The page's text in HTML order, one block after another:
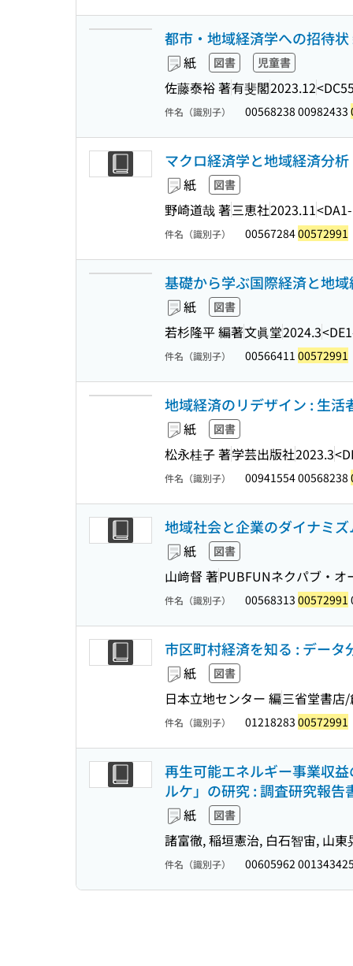
都市・地域経済学への招待
紙 図書 児童書
佐藤泰裕 著有斐閣2023.12
件名（識別子） 00568238 00982433
マクロ経済学と地域経済分析
紙 図書
野崎道哉 著三恵社2023.11
件名（識別子） 0056728400572991
基礎から学ぶ国際経済と地
紙 図書
若杉隆平 編著文眞堂2024.3
件名（識別子） 00566411 00572991
地域経済のリデザイン : 生活
紙 図書
松永桂子 著学芸出版社2023.3
件名（識別子） 00941554 00568238
地域社会と企業のダイナミ
紙 図書
山﨑督 著PUBFUNネクパブ・オ
件名（識別子） 00568313 00572991
市区町村経済を知る : データ
紙 図書
日本立地センター 編三省堂書店
件名（識別子） 01218283 00572991
再生可能エネルギー事業収
ルケ」の研究 : 調査研究報告
紙 図書
諸富徹, 稲垣憲治, 白石智宙, 山東
件名（識別子） 00605962